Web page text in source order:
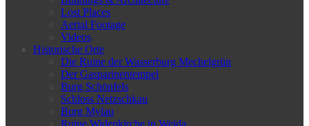
Lost Places
Aerial Footage
Videos
Historische Orte
Die Ruine der Wasserburg Mechelgrün
Der Gasparinentempel
Burg Schönfels
Schloss Netzschkau
Burg Mylau